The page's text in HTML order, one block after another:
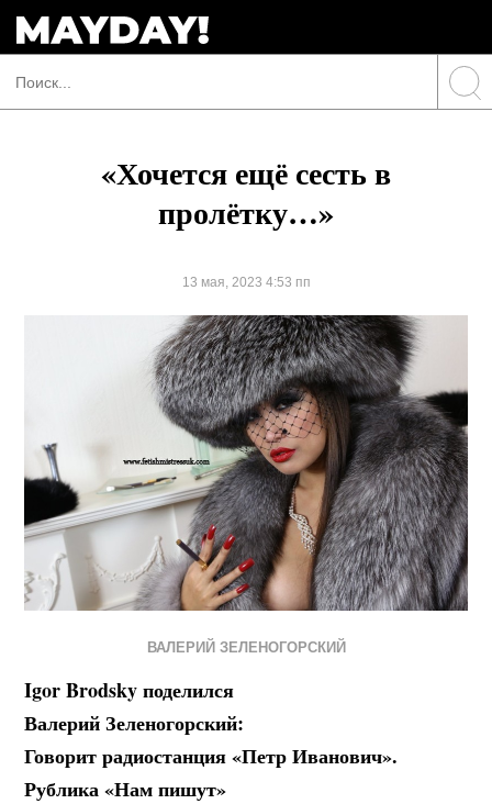
«Хочется ещё сесть в
пролётку…»
13 мая, 2023 4:53 пп
ВАЛЕРИЙ ЗЕЛЕНОГОРСКИЙ
Igor Brodsky поделился
Валерий Зеленогорский:
Говорит радиостанция «Петр Иванович».
Рублика «Нам пишут»